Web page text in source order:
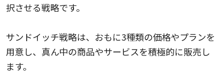
択させる戦略です。
サンドイッチ戦略は、おもに3種類の価格やプランを
用意し、真ん中の商品やサービスを積極的に販売し
ます。